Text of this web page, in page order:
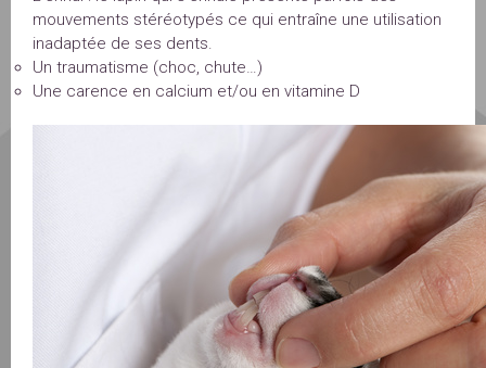
mouvements stéréotypés ce qui entraîne une utilisation
inadaptée de ses dents.
Un traumatisme (choc, chute…)
Une carence en calcium et/ou en vitamine D